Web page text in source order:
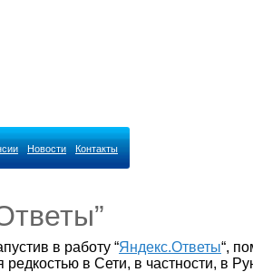
Новости Контакты
в работу “Яндекс.Ответы“,
в Сети, в частности, в